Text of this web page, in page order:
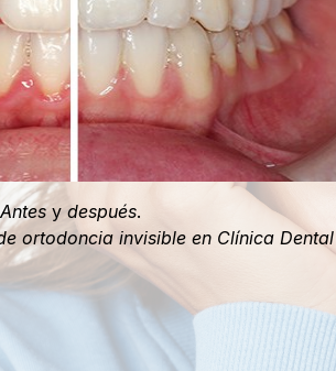
Antesy después.
ortodoncia invisible en Clínica